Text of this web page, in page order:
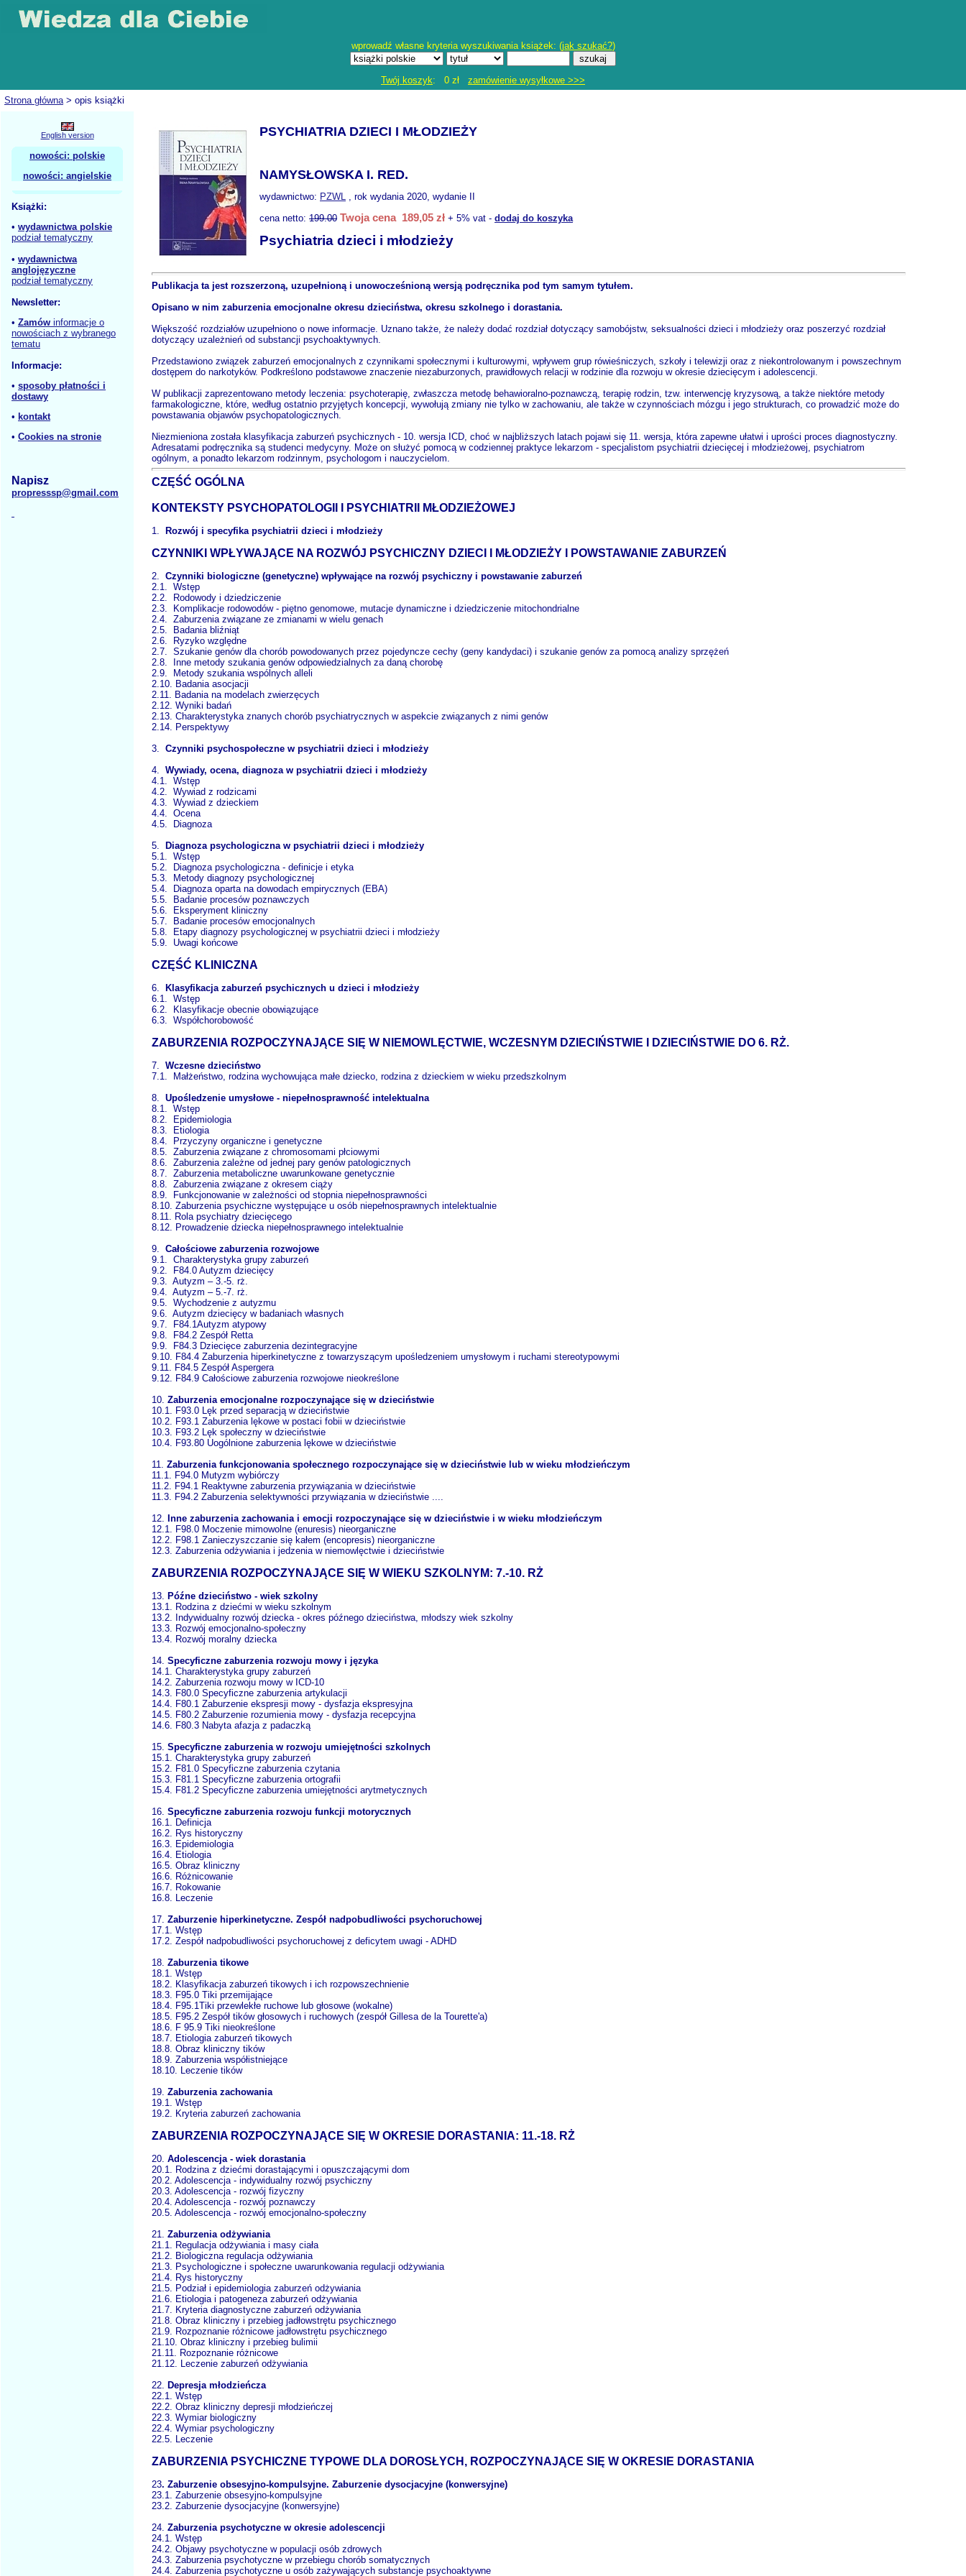
wprowadź własne kryteria wyszukiwania książek: (jak szukać?)
Twój koszyk: 0 zł zamówienie wysyłkowe >>>
Strona główna> opis książki
English version
nowości: polskie
nowości: angielskie
Książki:
• wydawnictwa polskie
podział tematyczny
• wydawnictwa
anglojęzyczne
podział tematyczny
Newsletter:
• Zamów informacje o
nowościach z wybranego
tematu
Informacje:
• sposoby płatności i
dostawy
• kontakt
• Cookies na stronie
Napisz
propresssp@gmail.com
PSYCHIATRIA DZIECI I MŁODZIEŻY
NAMYSŁOWSKA I. RED.
wydawnictwo: PZWL , rok wydania 2020, wydanie II
cena netto: 199.00 Twoja cena 189,05 zł + 5% vat - dodaj do koszyka
Psychiatria dzieci i młodzieży
Publikacja ta jest rozszerzoną, uzupełnioną i unowocześnioną wersją podręcznika pod tym samym tytułem.
Opisano w nim zaburzenia emocjonalne okresu dzieciństwa, okresu szkolnego i dorastania.
Większość rozdziałów uzupełniono o nowe informacje. Uznano także, że należy dodać rozdział dotyczący samobójstw, seksualności dzieci i młodzieży oraz poszerzyć rozdział
dotyczący uzależnień od substancji psychoaktywnych.
Przedstawiono związek zaburzeń emocjonalnych z czynnikami społecznymi i kulturowymi, wpływem grup rówieśniczych, szkoły i telewizji oraz z niekontrolowanym i powszechnym
dostępem do narkotyków. Podkreślono podstawowe znaczenie niezaburzonych, prawidłowych relacji w rodzinie dla rozwoju w okresie dziecięcym i adolescencji.
W publikacji zaprezentowano metody leczenia: psychoterapię, zwłaszcza metodę behawioralno-poznawczą, terapię rodzin, tzw. interwencję kryzysową, a także niektóre metody
farmakologiczne, które, według ostatnio przyjętych koncepcji, wywołują zmiany nie tylko w zachowaniu, ale także w czynnościach mózgu i jego strukturach, co prowadzić może do
powstawania objawów psychopatologicznych.
Niezmieniona została klasyfikacja zaburzeń psychicznych - 10. wersja ICD, choć w najbliższych latach pojawi się 11. wersja, która zapewne ułatwi i uprości proces diagnostyczny.
Adresatami podręcznika są studenci medycyny. Może on służyć pomocą w codziennej praktyce lekarzom - specjalistom psychiatrii dziecięcej i młodzieżowej, psychiatrom
ogólnym, a ponadto lekarzom rodzinnym, psychologom i nauczycielom.
CZĘŚĆ OGÓLNA
KONTEKSTY PSYCHOPATOLOGII I PSYCHIATRII MŁODZIEŻOWEJ
1. Rozwój i specyfika psychiatrii dzieci i młodzieży
CZYNNIKI WPŁYWAJĄCE NA ROZWÓJ PSYCHICZNY DZIECI I MŁODZIEŻY I POWSTAWANIE ZABURZEŃ
2. Czynniki biologiczne (genetyczne) wpływające na rozwój psychiczny i powstawanie zaburzeń
2.1. Wstęp
2.2. Rodowody i dziedziczenie
2.3. Komplikacje rodowodów - piętno genomowe, mutacje dynamiczne i dziedziczenie mitochondrialne
2.4. Zaburzenia związane ze zmianami w wielu genach
2.5. Badania bliźniąt
2.6. Ryzyko względne
2.7. Szukanie genów dla chorób powodowanych przez pojedyncze cechy (geny kandydaci) i szukanie genów za pomocą analizy sprzężeń
2.8. Inne metody szukania genów odpowiedzialnych za daną chorobę
2.9. Metody szukania wspólnych alleli
2.10. Badania asocjacji
2.11. Badania na modelach zwierzęcych
2.12. Wyniki badań
2.13. Charakterystyka znanych chorób psychiatrycznych w aspekcie związanych z nimi genów
2.14. Perspektywy
3. Czynniki psychospołeczne w psychiatrii dzieci i młodzieży
4. Wywiady, ocena, diagnoza w psychiatrii dzieci i młodzieży
4.1. Wstęp
4.2. Wywiad z rodzicami
4.3. Wywiad z dzieckiem
4.4. Ocena
4.5. Diagnoza
5. Diagnoza psychologiczna w psychiatrii dzieci i młodzieży
5.1. Wstęp
5.2. Diagnoza psychologiczna - definicje i etyka
5.3. Metody diagnozy psychologicznej
5.4. Diagnoza oparta na dowodach empirycznych (EBA)
5.5. Badanie procesów poznawczych
5.6. Eksperyment kliniczny
5.7. Badanie procesów emocjonalnych
5.8. Etapy diagnozy psychologicznej w psychiatrii dzieci i młodzieży
5.9. Uwagi końcowe
CZĘŚĆ KLINICZNA
6.
Klasyfikacja zaburzeń psychicznych u dzieci i młodzieży
6.1. Wstęp
6.2. Klasyfikacje obecnie obowiązujące
6.3. Współchorobowość
ZABURZENIA ROZPOCZYNAJĄCE SIĘ W NIEMOWLĘCTWIE, WCZESNYM DZIECIŃSTWIE I DZIECIŃSTWIE DO 6. RŻ.
7. Wczesne dzieciństwo
7.1. Małżeństwo, rodzina wychowująca małe dziecko, rodzina z dzieckiem w wieku przedszkolnym
8. Upośledzenie umysłowe - niepełnosprawność intelektualna
8.1. Wstęp
8.2. Epidemiologia
8.3. Etiologia
8.4. Przyczyny organiczne i genetyczne
8.5. Zaburzenia związane z chromosomami płciowymi
8.6. Zaburzenia zależne od jednej pary genów patologicznych
8.7. Zaburzenia metaboliczne uwarunkowane genetycznie
8.8. Zaburzenia związane z okresem ciąży
8.9. Funkcjonowanie w zależności od stopnia niepełnosprawności
8.10. Zaburzenia psychiczne występujące u osób niepełnosprawnych intelektualnie
8.11. Rola psychiatry dziecięcego
8.12. Prowadzenie dziecka niepełnosprawnego intelektualnie
9. Całościowe zaburzenia rozwojowe
9.1. Charakterystyka grupy zaburzeń
9.2. F84.0 Autyzm dziecięcy
9.3. Autyzm – 3.-5. rż.
9.4. Autyzm – 5.-7. rż.
9.5. Wychodzenie z autyzmu
9.6. Autyzm dziecięcy w badaniach własnych
9.7. F84.1Autyzm atypowy
9.8. F84.2 Zespół Retta
9.9. F84.3 Dziecięce zaburzenia dezintegracyjne
9.10. F84.4 Zaburzenia hiperkinetyczne z towarzyszącym upośledzeniem umysłowym i ruchami stereotypowymi
9.11. F84.5 Zespół Aspergera
9.12. F84.9 Całościowe zaburzenia rozwojowe nieokreślone
10. Zaburzenia emocjonalne rozpoczynające się w dzieciństwie
10.1. F93.0 Lęk przed separacją w dzieciństwie
10.2. F93.1 Zaburzenia lękowe w postaci fobii w dzieciństwie
10.3. F93.2 Lęk społeczny w dzieciństwie
10.4. F93.80 Uogólnione zaburzenia lękowe w dzieciństwie
11. Zaburzenia funkcjonowania społecznego rozpoczynające się w dzieciństwie lub w wieku młodzieńczym
11.1. F94.0 Mutyzm wybiórczy
11.2. F94.1 Reaktywne zaburzenia przywiązania w dzieciństwie
11.3. F94.2 Zaburzenia selektywności przywiązania w dzieciństwie ....
12. Inne zaburzenia zachowania i emocji rozpoczynające się w dzieciństwie i w wieku młodzieńczym
12.1. F98.0 Moczenie mimowolne (enuresis) nieorganiczne
12.2. F98.1 Zanieczyszczanie się kałem (encopresis) nieorganiczne
12.3. Zaburzenia odżywiania i jedzenia w niemowlęctwie i dzieciństwie
ZABURZENIA ROZPOCZYNAJĄCE SIĘ W WIEKU SZKOLNYM: 7.-10. RŻ
13. Późne dzieciństwo - wiek szkolny
13.1. Rodzina z dziećmi w wieku szkolnym
13.2. Indywidualny rozwój dziecka - okres późnego dzieciństwa, młodszy wiek szkolny
13.3. Rozwój emocjonalno-społeczny
13.4. Rozwój moralny dziecka
14. Specyficzne zaburzenia rozwoju mowy i języka
14.1. Charakterystyka grupy zaburzeń
14.2. Zaburzenia rozwoju mowy w ICD-10
14.3. F80.0 Specyficzne zaburzenia artykulacji
14.4. F80.1 Zaburzenie ekspresji mowy - dysfazja ekspresyjna
14.5. F80.2 Zaburzenie rozumienia mowy - dysfazja recepcyjna
14.6. F80.3 Nabyta afazja z padaczką
15. Specyficzne zaburzenia w rozwoju umiejętności szkolnych
15.1. Charakterystyka grupy zaburzeń
15.2. F81.0 Specyficzne zaburzenia czytania
15.3. F81.1 Specyficzne zaburzenia ortografii
15.4. F81.2 Specyficzne zaburzenia umiejętności arytmetycznych
16. Specyficzne zaburzenia rozwoju funkcji motorycznych
16.1. Definicja
16.2. Rys historyczny
16.3. Epidemiologia
16.4. Etiologia
16.5. Obraz kliniczny
16.6. Różnicowanie
16.7. Rokowanie
16.8. Leczenie
17. Zaburzenie hiperkinetyczne. Zespół nadpobudliwości psychoruchowej
17.1. Wstęp
17.2. Zespół nadpobudliwości psychoruchowej z deficytem uwagi - ADHD
18. Zaburzenia tikowe
18.1. Wstęp
18.2. Klasyfikacja zaburzeń tikowych i ich rozpowszechnienie
18.3. F95.0 Tiki przemijające
18.4. F95.1Tiki przewlekłe ruchowe lub głosowe (wokalne)
18.5. F95.2 Zespół tików głosowych i ruchowych (zespół Gillesa de la Tourette'a)
18.6. F 95.9 Tiki nieokreślone
18.7. Etiologia zaburzeń tikowych
18.8. Obraz kliniczny tików
18.9. Zaburzenia współistniejące
18.10. Leczenie tików
19. Zaburzenia zachowania
19.1. Wstęp
19.2. Kryteria zaburzeń zachowania
ZABURZENIA ROZPOCZYNAJĄCE SIĘ W OKRESIE DORASTANIA: 11.-18. RŻ
20. Adolescencja - wiek dorastania
20.1. Rodzina z dziećmi dorastającymi i opuszczającymi dom
20.2. Adolescencja - indywidualny rozwój psychiczny
20.3. Adolescencja - rozwój fizyczny
20.4. Adolescencja - rozwój poznawczy
20.5. Adolescencja - rozwój emocjonalno-społeczny
21. Zaburzenia odżywiania
21.1. Regulacja odżywiania i masy ciała
21.2. Biologiczna regulacja odżywiania
21.3. Psychologiczne i społeczne uwarunkowania regulacji odżywiania
21.4. Rys historyczny
21.5. Podział i epidemiologia zaburzeń odżywiania
21.6. Etiologia i patogeneza zaburzeń odżywiania
21.7. Kryteria diagnostyczne zaburzeń odżywiania
21.8. Obraz kliniczny i przebieg jadłowstrętu psychicznego
21.9. Rozpoznanie różnicowe jadłowstrętu psychicznego
21.10. Obraz kliniczny i przebieg bulimii
21.11. Rozpoznanie różnicowe
21.12. Leczenie zaburzeń odżywiania
22. Depresja młodzieńcza
22.1. Wstęp
22.2. Obraz kliniczny depresji młodzieńczej
22.3. Wymiar biologiczny
22.4. Wymiar psychologiczny
22.5. Leczenie
ZABURZENIA PSYCHICZNE TYPOWE DLA DOROSŁYCH, ROZPOCZYNAJĄCE SIĘ W OKRESIE DORASTANIA
23. Zaburzenie obsesyjno-kompulsyjne. Zaburzenie dysocjacyjne (konwersyjne)
23.1. Zaburzenie obsesyjno-kompulsyjne
23.2. Zaburzenie dysocjacyjne (konwersyjne)
24. Zaburzenia psychotyczne w okresie adolescencji
24.1. Wstęp
24.2. Objawy psychotyczne w populacji osób zdrowych
24.3. Zaburzenia psychotyczne w przebiegu chorób somatycznych
24.4. Zaburzenia psychotyczne u osób zażywających substancje psychoaktywne